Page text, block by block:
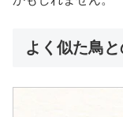
よく似た鳥